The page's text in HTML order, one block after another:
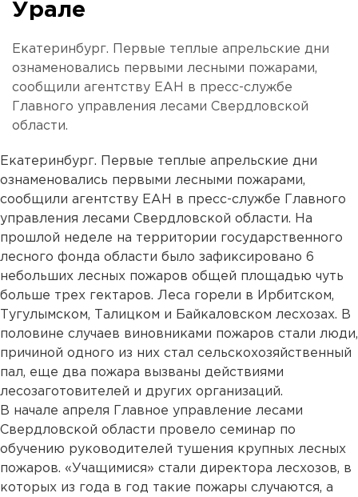
Урале
Екатеринбург. Первые теплые апрельские дни
ознаменовались первыми лесными пожарами,
сообщили агентству ЕАН в пресс-службе
Главного управления лесами Свердловской
области.
Екатеринбург. Первые теплые апрельские дни
ознаменовались первыми лесными пожарами,
сообщили агентству ЕАН в пресс-службе Главного
управления лесами Свердловской области. На
прошлой неделе на территории государственного
лесного фонда области было зафиксировано 6
небольших лесных пожаров общей площадью чуть
больше трех гектаров. Леса горели в Ирбитском,
Тугулымском, Талицком и Байкаловском лесхозах. В
половине случаев виновниками пожаров стали люди,
причиной одного из них стал сельскохозяйственный
пал, еще два пожара вызваны действиями
лесозаготовителей и других организаций.
В начале апреля Главное управление лесами
Свердловской области провело семинар по
обучению руководителей тушения крупных лесных
пожаров. «Учащимися» стали директора лесхозов, в
которых из года в год такие пожары случаются, а